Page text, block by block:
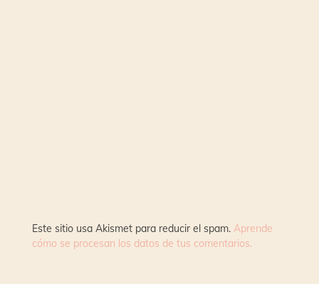
Este sitio usa Akismet para reducir el spam. Aprende
cómo se procesan los datos de tus comentarios.